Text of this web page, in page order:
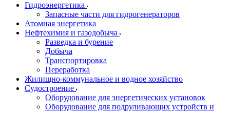
Гидроэнергетика
Запасные части для гидрогенераторов
Атомная энергетика
Нефтехимия и газодобыча
Разведка и бурение
Добыча
Транспортировка
Переработка
Жилищно-коммунальное и водное хозяйство
Судостроение
Оборудование для энергетических установок
Оборудование для подруливающих устройств и